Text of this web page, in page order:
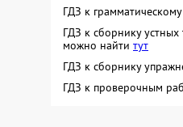
ГДЗ к
ГДЗ к сборнику
можно найти тут
ГДЗ к сборнику
ГДЗ к проверочным